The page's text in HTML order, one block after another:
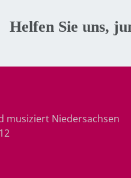
Helfen Sie uns,
musiziert Niedersachsen